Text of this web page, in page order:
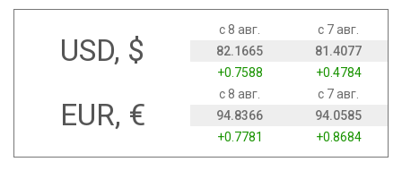
USD, $
с 8 авг.
с 7 авг.
82.1665
81.4077
+0.7588
+0.4784
EUR, €
с 8 авг.
с 7 авг.
94.8366
94.0585
+0.7781
+0.8684